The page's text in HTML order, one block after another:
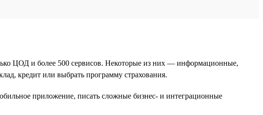
ЦОД и более 500 сервисов. Некоторые из них — информационные,
кредит или выбрать программу страхования.
приложение, писать сложные бизнес- и интеграционные